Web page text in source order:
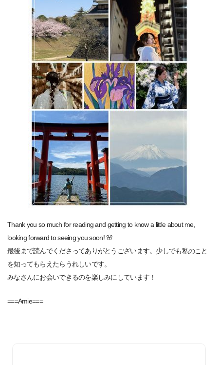
Thank you so much for reading and getting to know a little about me,
looking forward to seeing you soon! 🌸
最後まで読んでくださってありがとうございます。少しでも私のこと
を知ってもらえたらうれしいです。
みなさんにお会いできるのを楽しみにしています！
===Amie===